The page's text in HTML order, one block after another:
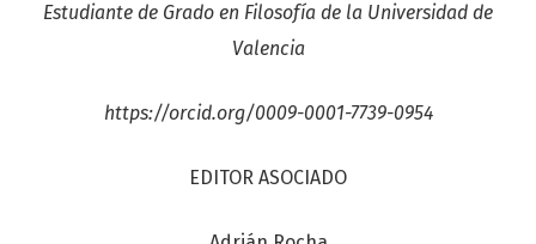
Estudiante de Grado en Filosofía de la Universidad de
Valencia
https://orcid.org/0009-0001-7739-0954
EDITOR ASOCIADO